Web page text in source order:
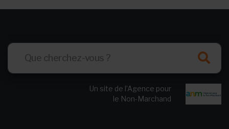
Un site de l’Agence pour
le Non-Marchand